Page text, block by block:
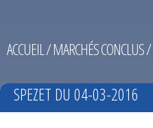
ACCUEIL/MARCHÉS CONCLUS/
SPEZET DU 04-03-2016